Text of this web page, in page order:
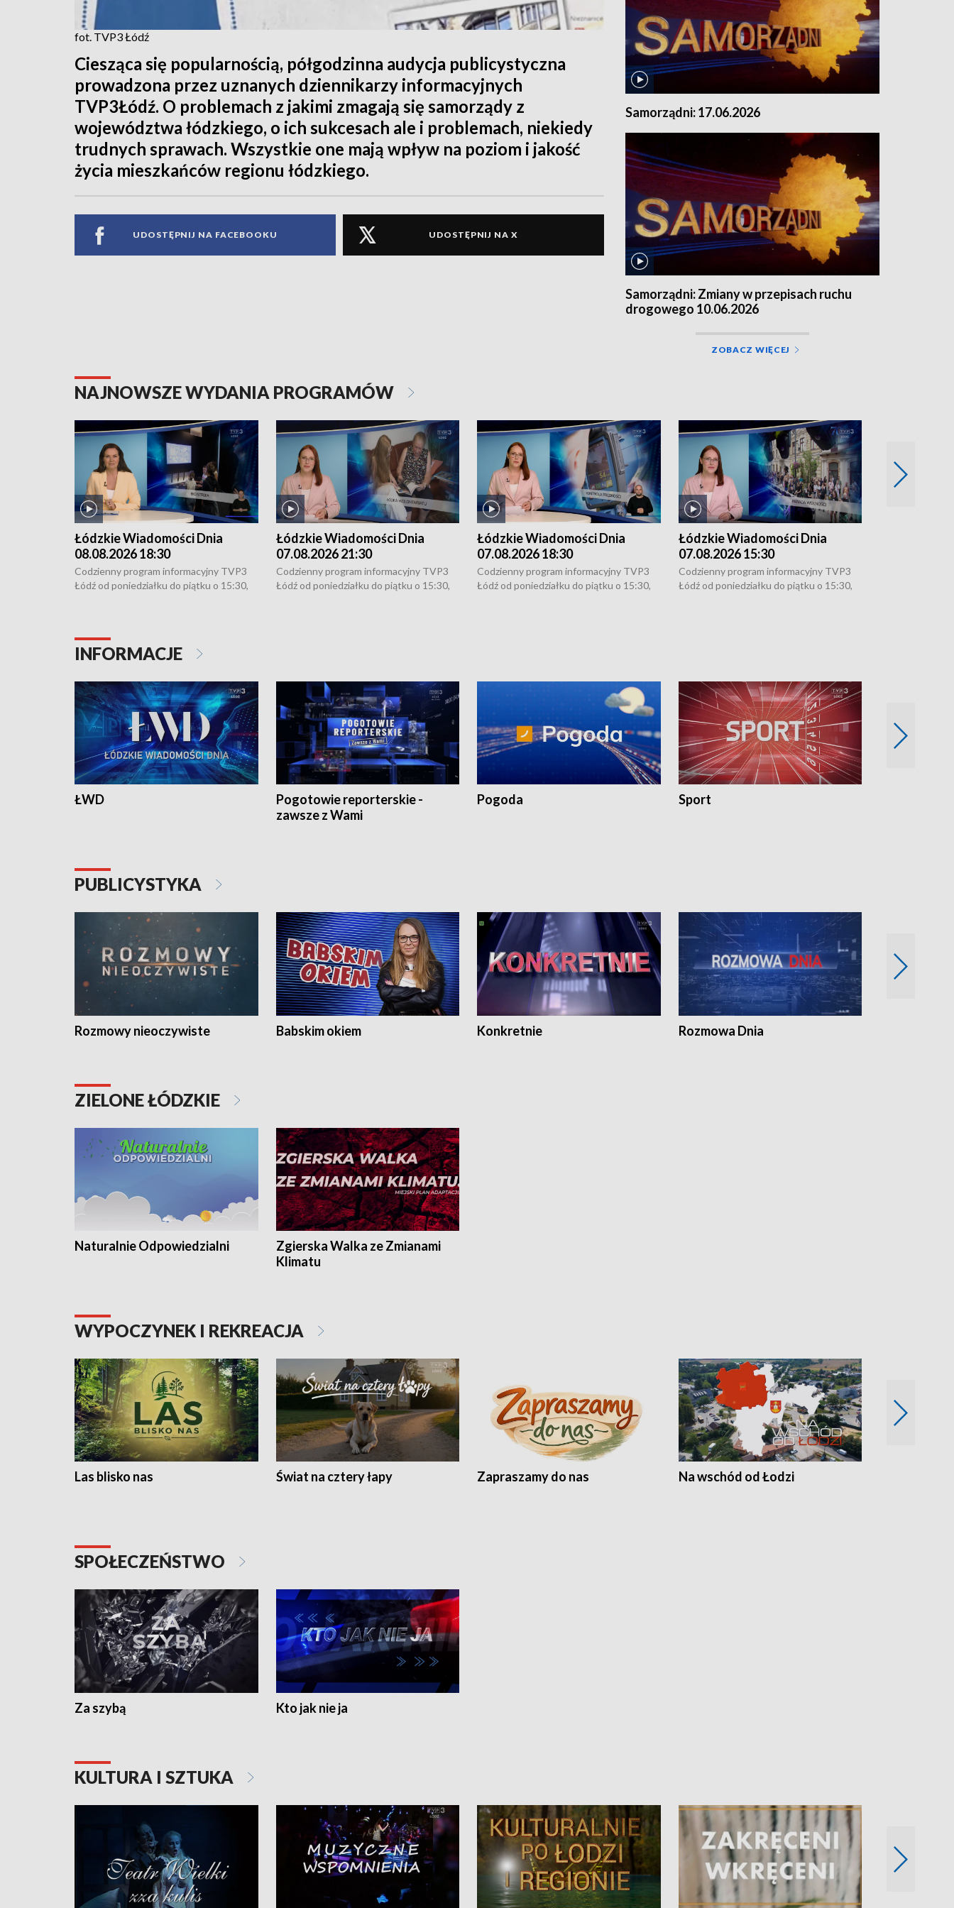
fot. TVP3 Łódź
Ciesząca się popularnością, półgodzinna audycja publicystyczna
prowadzona przez uznanych dziennikarzy informacyjnych
TVP3Łódź. O problemach z jakimi zmagają się samorządy z
województwa łódzkiego, o ich sukcesach ale i problemach, niekiedy
trudnych sprawach. Wszystkie one mają wpływ na poziom i jakość
życia mieszkańców regionu łódzkiego.
UDOSTĘPNIJ NA FACEBOOKU UDOSTĘPNIJ NA X
Samorządni: 17.06.2026
Samorządni: Zmiany w przepisach ruchu
drogowego 10.06.2026
ZOBACZ WIĘCEJ
NAJNOWSZE WYDANIA PROGRAMÓW
Łódzkie Wiadomości Dnia
08.08.2026 18:30
Codzienny program informacyjny TVP3
Łódź od poniedziałku do piątku o 15:30,
Łódzkie Wiadomości Dnia
07.08.2026 21:30
Codzienny program informacyjny TVP3
Łódź od poniedziałku do piątku o 15:30,
Łódzkie Wiadomości Dnia
07.08.2026 18:30
Codzienny program informacyjny TVP3
Łódź od poniedziałku do piątku o 15:30,
Łódzkie Wiadomości Dnia
07.08.2026 15:30
Codzienny program informacyjny TVP3
Łódź od poniedziałku do piątku o 15:30,
INFORMACJE
ŁWD
Pogotowie reporterskie -
zawsze z Wami
Pogoda Sport
PUBLICYSTYKA
Rozmowy nieoczywiste Babskim okiem Konkretnie Rozmowa Dnia
ZIELONE ŁÓDZKIE
Naturalnie Odpowiedzialni
Zgierska Walka ze Zmianami
Klimatu
WYPOCZYNEK I REKREACJA
Las blisko nas Świat na cztery łapy Zapraszamy do nas Na wschód od Łodzi
SPOŁECZEŃSTWO
Za szybą Kto jak nie ja
KULTURA I SZTUKA